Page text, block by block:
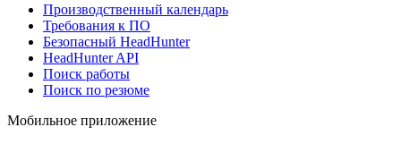
Производственный календарь
Требования к ПО
Безопасный HeadHunter
HeadHunter API
Поиск работы
Поиск по резюме
Мобильное приложение